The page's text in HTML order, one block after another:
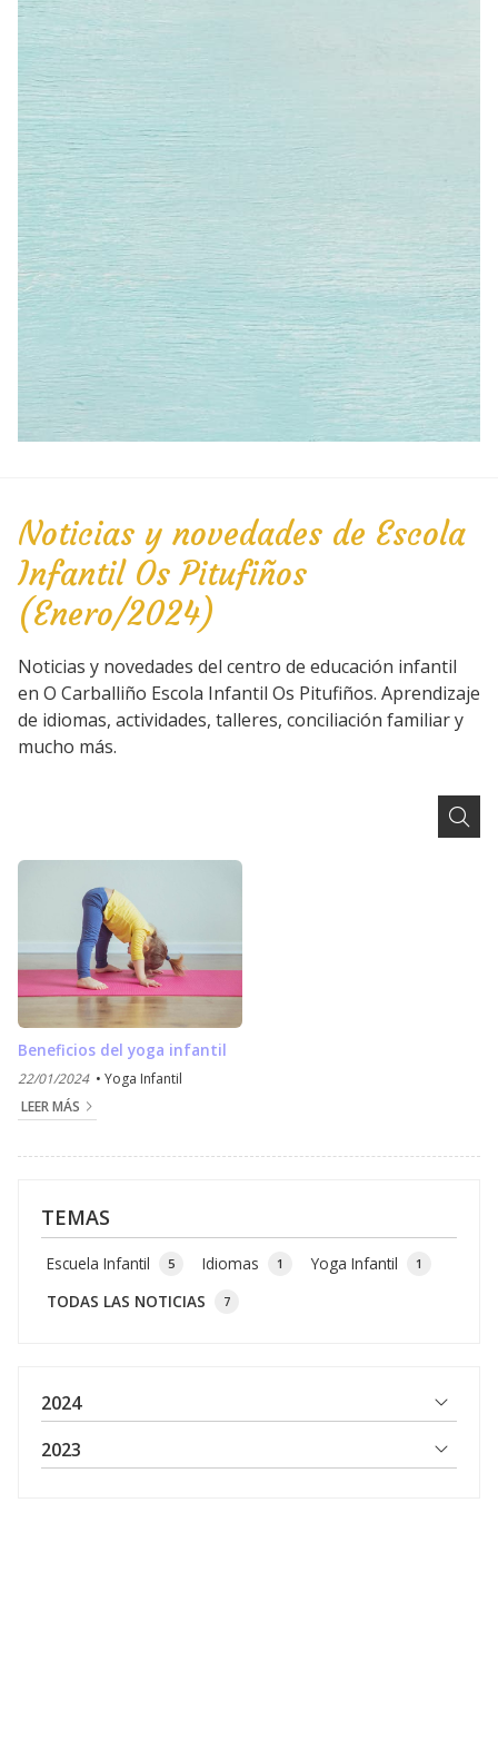
Noticias y novedades de Escola
Infantil Os Pitufiños
(Enero/2024)
Noticias y novedades del centro de educación infantil
en O Carballiño Escola Infantil Os Pitufiños. Aprendizaje
de idiomas, actividades, talleres, conciliación familiar y
mucho más.
TEMAS
TODAS LAS NOTICIAS 7
Escuela Infantil 5 Idiomas 1 Yoga Infantil 1
Beneficios del yoga infantil
22/01/2024
Yoga Infantil
LEER MÁS
2024
2023